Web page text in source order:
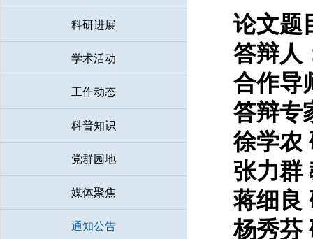
科研进展
学术活动
工作动态
科普知识
党群园地
媒体聚焦
通知公告
论文题
答辩人
合作导
答辩专
徐学农
张力群
蒋细良
杨秀芬